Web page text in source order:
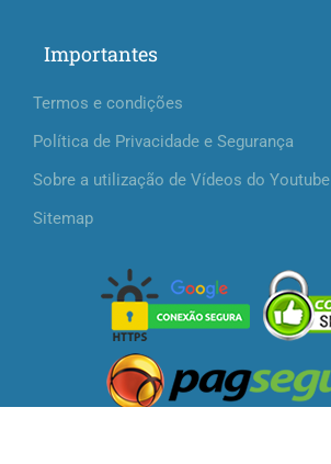
Importantes
Termos e condições
Política de Privacidade e Segurança
Sobre a utilização de Vídeos do Youtube
Sitemap